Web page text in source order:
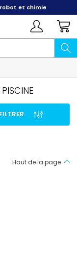
et chimie
FILTRER
Haut de la page